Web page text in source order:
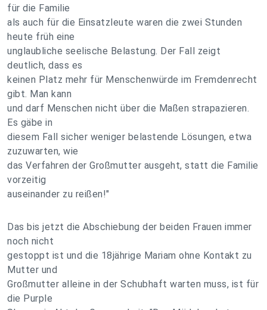
für die Familie
als auch für die Einsatzleute waren die zwei Stunden
heute früh eine
unglaubliche seelische Belastung. Der Fall zeigt
deutlich, dass es
keinen Platz mehr für Menschenwürde im Fremdenrecht
gibt. Man kann
und darf Menschen nicht über die Maßen strapazieren.
Es gäbe in
diesem Fall sicher weniger belastende Lösungen, etwa
zuzuwarten, wie
das Verfahren der Großmutter ausgeht, statt die Familie
vorzeitig
auseinander zu reißen!"
Das bis jetzt die Abschiebung der beiden Frauen immer
noch nicht
gestoppt ist und die 18jährige Mariam ohne Kontakt zu
Mutter und
Großmutter alleine in der Schubhaft warten muss, ist für
die Purple